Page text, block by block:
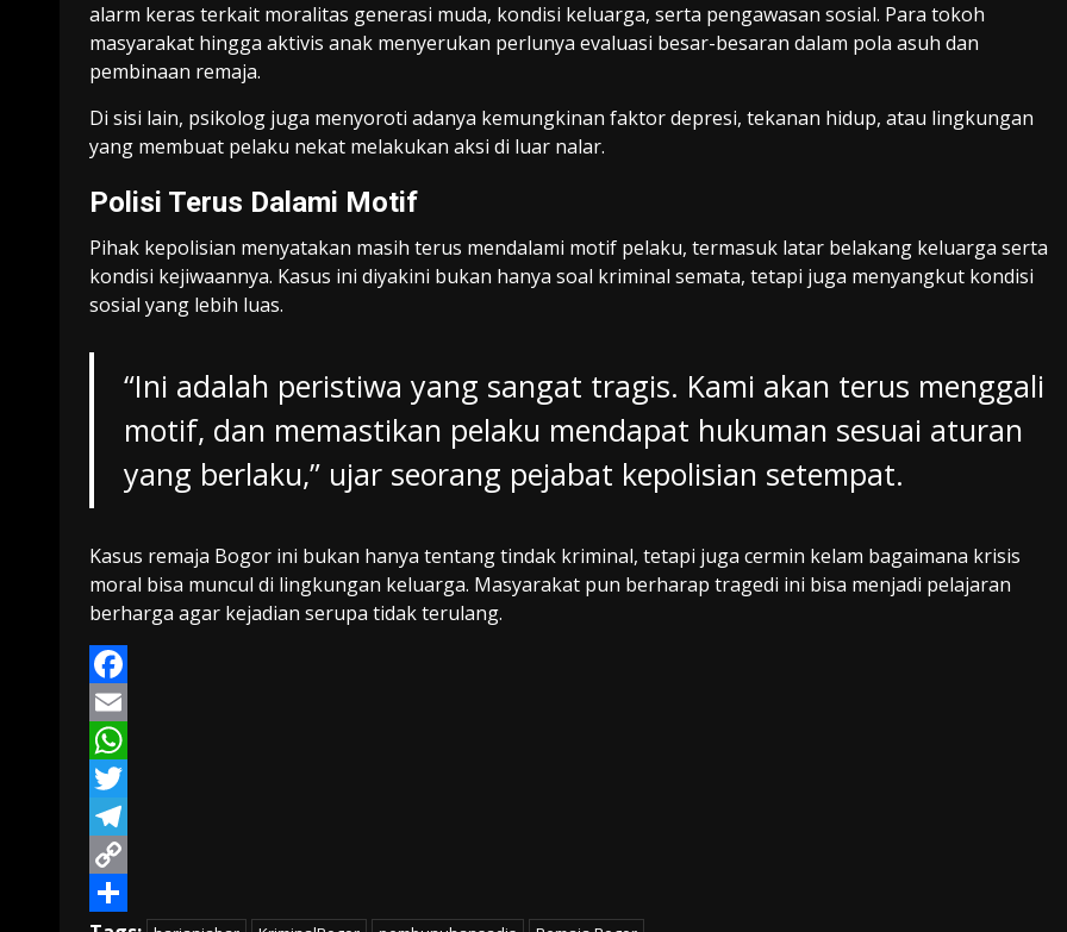
alarm keras terkait moralitas generasi muda, kondisi keluarga, serta pengawasan sosial. Para tokoh
masyarakat hingga aktivis anak menyerukan perlunya evaluasi besar-besaran dalam pola asuh dan
pembinaan remaja.
Di sisi lain, psikolog juga menyoroti adanya kemungkinan faktor depresi, tekanan hidup, atau lingkungan
yang membuat pelaku nekat melakukan aksi di luar nalar.
Polisi Terus Dalami Motif
Pihak kepolisian menyatakan masih terus mendalami motif pelaku, termasuk latar belakang keluarga serta
kondisi kejiwaannya. Kasus ini diyakini bukan hanya soal kriminal semata, tetapi juga menyangkut kondisi
sosial yang lebih luas.
“Ini adalah peristiwa yang sangat tragis. Kami akan terus menggali
motif, dan memastikan pelaku mendapat hukuman sesuai aturan
yang berlaku,” ujar seorang pejabat kepolisian setempat.
Kasus remaja Bogor ini bukan hanya tentang tindak kriminal, tetapi juga cermin kelam bagaimana krisis
moral bisa muncul di lingkungan keluarga. Masyarakat pun berharap tragedi ini bisa menjadi pelajaran
berharga agar kejadian serupa tidak terulang.
Facebook
Email
WhatsApp
Twitter
Telegram
Copy